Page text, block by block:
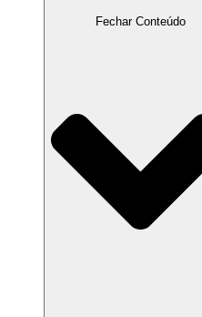
Fechar Conteúdo